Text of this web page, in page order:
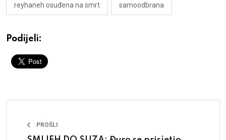
reyhaneh osuđena na smrt samoodbrana
Podijeli:
PROŠLI